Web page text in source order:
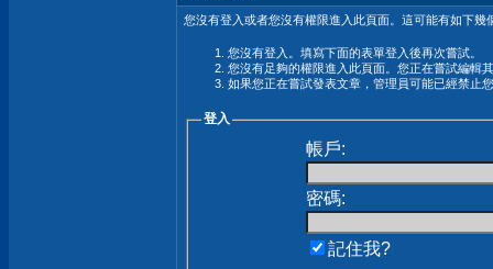
您沒有登入或者您沒有權限進入此頁面。這可能有如下幾
您沒有登入。填寫下面的表單登入後再次嘗試。
您沒有足夠的權限進入此頁面。您正在嘗試編輯
如果您正在嘗試發表文章，管理員可能已經禁止
登入
帳戶:
密碼:
記住我?